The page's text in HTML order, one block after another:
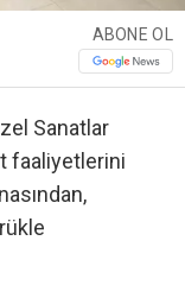
ABONE OL
Sanatlar
faaliyetlerini